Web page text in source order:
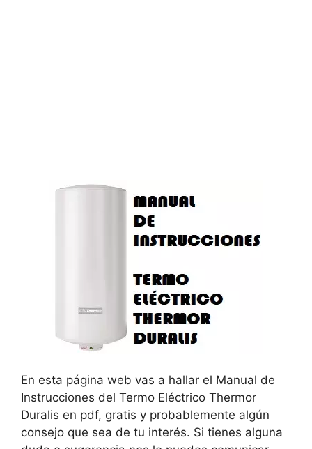
En esta página web vas a hallar el Manual de
Instrucciones del Termo Eléctrico Thermor
Duralis en pdf, gratis y probablemente algún
consejo que sea de tu interés. Si tienes alguna